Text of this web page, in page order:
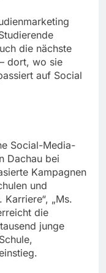
die nächste
dort, wo sie
auf Social
Social-Media-
Dachau bei
Kampagnen
und
„Ms.
die
junge